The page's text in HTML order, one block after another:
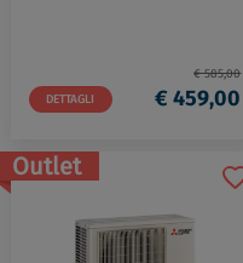
DETTAGLI
€ 585,00
€ 459,00
Outlet